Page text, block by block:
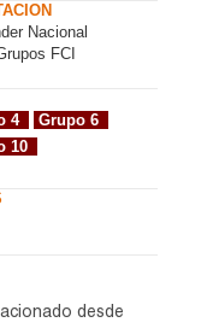
Nacional
FCI
4
Grupo 6
10
desde